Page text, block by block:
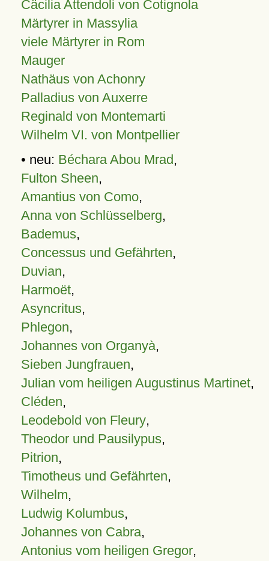
Cäcilia Attendoli von Cotignola
Märtyrer in Massylia
viele Märtyrer in Rom
Mauger
Nathäus von Achonry
Palladius von Auxerre
Reginald von Montemarti
Wilhelm VI. von Montpellier
• neu: Béchara Abou Mrad,
Fulton Sheen,
Amantius von Como,
Anna von Schlüsselberg,
Bademus,
Concessus und Gefährten,
Duvian,
Harmoët,
Asyncritus,
Phlegon,
Johannes von Organyà,
Sieben Jungfrauen,
Julian vom heiligen Augustinus Martinet,
Cléden,
Leodebold von Fleury,
Theodor und Pausilypus,
Pitrion,
Timotheus und Gefährten,
Wilhelm,
Ludwig Kolumbus,
Johannes von Cabra,
Antonius vom heiligen Gregor,